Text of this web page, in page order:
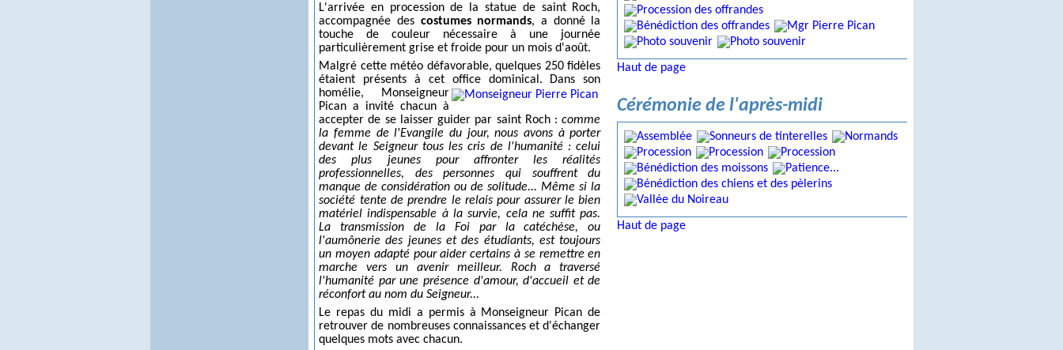
L'arrivée en procession de la statue de saint Roch,
accompagnée des costumes normands, a donné la
touche de couleur nécessaire à une journée
particulièrement grise et froide pour un mois d'août.
Malgré cette météo défavorable, quelques 250 fidèles
étaient présents à cet office dominical. Dans son
homélie, Monseigneur
Pican a invité chacun à
accepter de se laisser guider par saint Roch :comme
la femme de l'Evangile du jour, nous avons à porter
devant le Seigneur tous les cris de l'humanité : celui
des plus jeunes pour affronter les réalités
professionnelles, des personnes qui souffrent du
manque de considération ou de solitude... Même si la
société tente de prendre le relais pour assurer le bien
matériel indispensable à la survie, cela ne suffit pas.
La transmission de la Foi par la catéchèse, ou
l'aumônerie des jeunes et des étudiants, est toujours
un moyen adapté pour aider certains à se remettre en
marche vers un avenir meilleur. Roch a traversé
l'humanité par une présence d'amour, d'accueil et de
réconfort au nom du Seigneur...
Le repas du midi a permis à Monseigneur Pican de
retrouver de nombreuses connaissances et d'échanger
quelques mots avec chacun.
Haut de page
Cérémonie de l'après-midi
Haut de page